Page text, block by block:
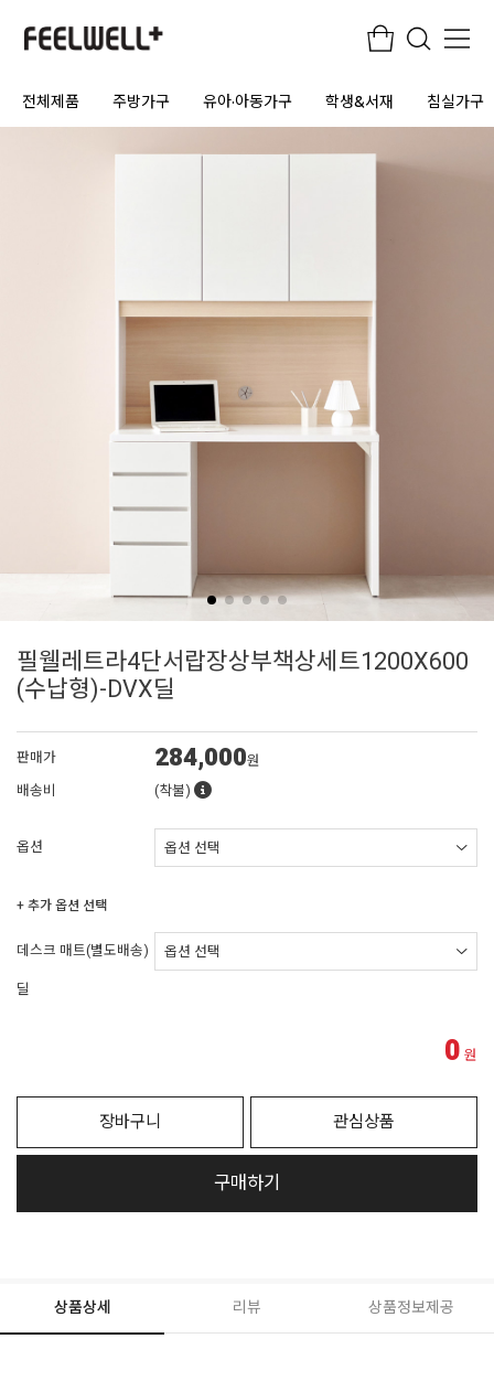
전체제품 주방가구 유아·아동가구 학생&서재 침실가구
필웰레트라4단서랍장상부책상세트1200X600
(수납형)-DVX딜
판매가 284,000원
배송비
(착불)
옵션
+ 추가 옵션 선택
데스크 매트(별도배송)
딜
0 원
장바구니 관심상품
구매하기
상품상세 리뷰 상품정보제공